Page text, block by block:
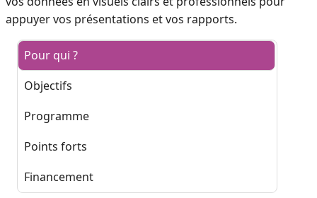
appuyer vos présentations et vos rapports.
Pour qui ?
Objectifs
Programme
Points forts
Financement